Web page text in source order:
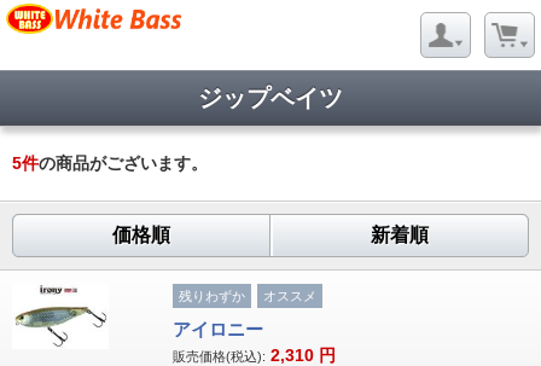
ジップベイツ
5件の商品がございます。
価格順 新着順
残りわずか オススメ
アイロニー
販売価格(税込): 2,310 円